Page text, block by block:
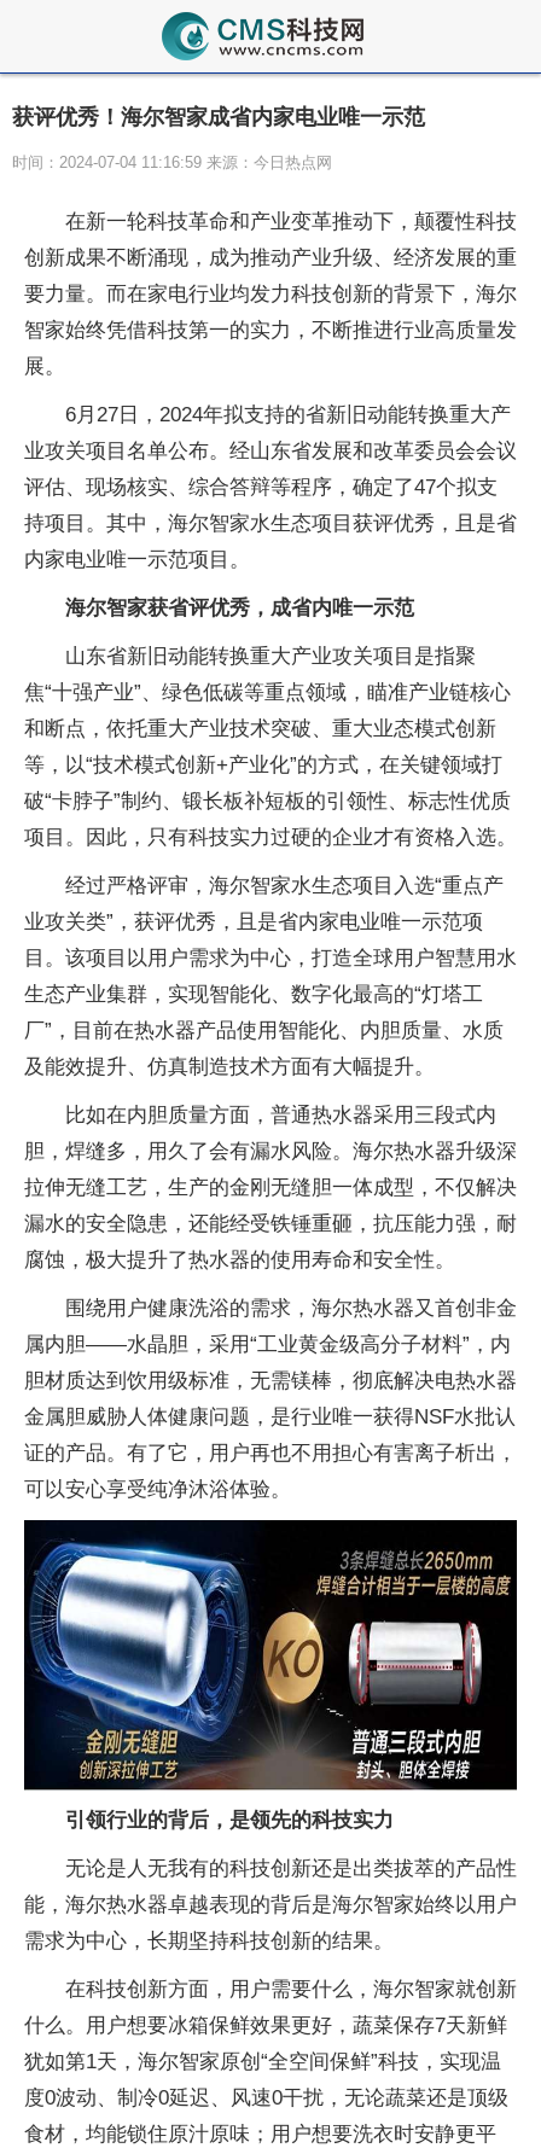
获评优秀！海尔智家成省内家电业唯一示范
时间：2024-07-04 11:16:59 来源：今日热点网
在新一轮科技革命和产业变革推动下，颠覆性科技
创新成果不断涌现，成为推动产业升级、经济发展的重
要力量。而在家电行业均发力科技创新的背景下，海尔
智家始终凭借科技第一的实力，不断推进行业高质量发
展。
6月27日，2024年拟支持的省新旧动能转换重大产
业攻关项目名单公布。经山东省发展和改革委员会会议
评估、现场核实、综合答辩等程序，确定了47个拟支
持项目。其中，海尔智家水生态项目获评优秀，且是省
内家电业唯一示范项目。
海尔智家获省评优秀，成省内唯一示范
山东省新旧动能转换重大产业攻关项目是指聚
焦“十强产业”、绿色低碳等重点领域，瞄准产业链核心
和断点，依托重大产业技术突破、重大业态模式创新
等，以“技术模式创新+产业化”的方式，在关键领域打
破“卡脖子”制约、锻长板补短板的引领性、标志性优质
项目。因此，只有科技实力过硬的企业才有资格入选。
经过严格评审，海尔智家水生态项目入选“重点产
业攻关类”，获评优秀，且是省内家电业唯一示范项
目。该项目以用户需求为中心，打造全球用户智慧用水
生态产业集群，实现智能化、数字化最高的“灯塔工
厂”，目前在热水器产品使用智能化、内胆质量、水质
及能效提升、仿真制造技术方面有大幅提升。
比如在内胆质量方面，普通热水器采用三段式内
胆，焊缝多，用久了会有漏水风险。海尔热水器升级深
拉伸无缝工艺，生产的金刚无缝胆一体成型，不仅解决
漏水的安全隐患，还能经受铁锤重砸，抗压能力强，耐
腐蚀，极大提升了热水器的使用寿命和安全性。
围绕用户健康洗浴的需求，海尔热水器又首创非金
属内胆——水晶胆，采用“工业黄金级高分子材料”，内
胆材质达到饮用级标准，无需镁棒，彻底解决电热水器
金属胆威胁人体健康问题，是行业唯一获得NSF水批认
证的产品。有了它，用户再也不用担心有害离子析出，
可以安心享受纯净沐浴体验。
引领行业的背后，是领先的科技实力
无论是人无我有的科技创新还是出类拔萃的产品性
能，海尔热水器卓越表现的背后是海尔智家始终以用户
需求为中心，长期坚持科技创新的结果。
在科技创新方面，用户需要什么，海尔智家就创新
什么。用户想要冰箱保鲜效果更好，蔬菜保存7天新鲜
犹如第1天，海尔智家原创“全空间保鲜”科技，实现温
度0波动、制冷0延迟、风速0干扰，无论蔬菜还是顶级
食材，均能锁住原汁原味；用户想要洗衣时安静更平